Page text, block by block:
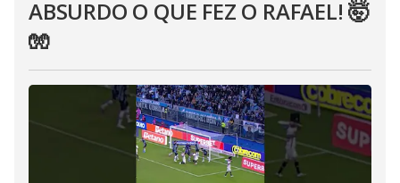
ABSURDO O QUE FEZ O RAFAEL! 🤯
🧤